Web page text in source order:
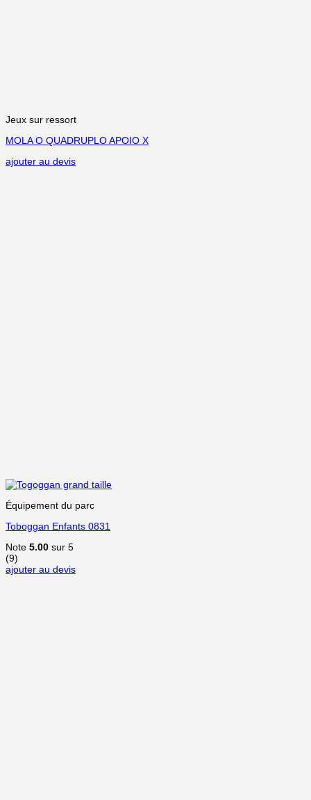
Jeux sur ressort
MOLA O QUADRUPLO APOIO X
ajouter au devis
Équipement du parc
Toboggan Enfants 0831
Note 5.00 sur 5
(9)
ajouter au devis